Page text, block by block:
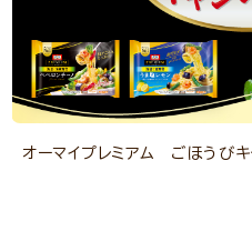
オーマイプレミアム ごほうびキ